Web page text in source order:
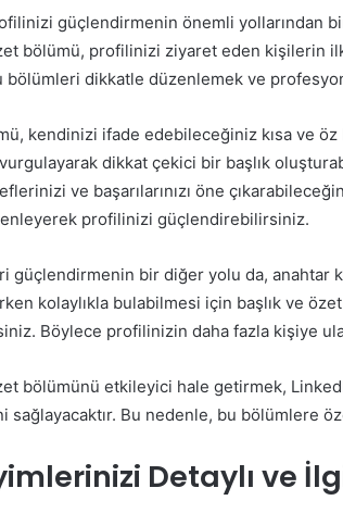
güçlendirmenin önemli yollarından
bölümü, profilinizi ziyaret eden kişilerin
bölümleri dikkatle düzenlemek ve
kendinizi ifade edebileceğiniz kısa ve öz
vurgulayarak dikkat çekici bir başlık
ve başarılarınızı öne
profilinizi güçlendirebilirsiniz.
güçlendirmenin bir diğer yolu da, anahtar
kolaylıkla bulabilmesi için başlık ve
Böylece profilinizin daha fazla kişiye
bölümünü etkileyici hale getirmek,
sağlayacaktır. Bu nedenle, bu bölümlere
Detaylı ve